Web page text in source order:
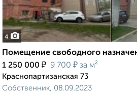
4
Помещение свободного
1 250 000 ₽ 9 700 ₽ за м²
Краснопартизанская 73
Собственник, 08.09.2023